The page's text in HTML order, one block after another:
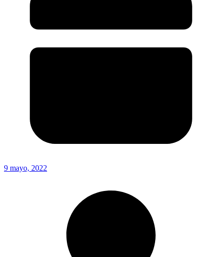
9 mayo, 2022